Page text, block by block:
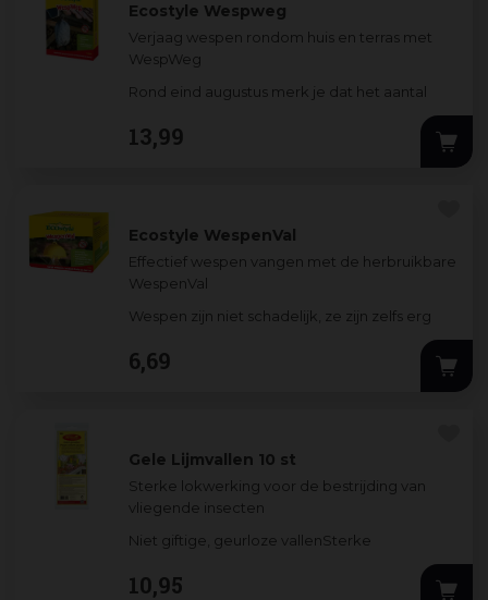
Ecostyle Wespweg
Verjaag wespen rondom huis en terras met
WespWeg
Rond eind augustus merk je dat het aantal
wespen enorm toeneemt. Dit komt omdat de
koningin minder eitjes legt en
13,99
Ecostyle WespenVal
Effectief wespen vangen met de herbruikbare
WespenVal
Wespen zijn niet schadelijk, ze zijn zelfs erg
vervelende vliegen
6,69
Gele Lijmvallen 10 st
Sterke lokwerking voor de bestrijding van
vliegende insecten
Niet giftige, geurloze vallenSterke
10,95